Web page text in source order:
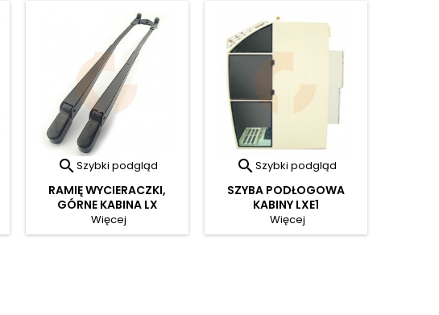
Szybki podgląd
RAMIĘ WYCIERACZKI,
GÓRNE KABINA LX
Więcej
Szybki podgląd
SZYBA PODŁOGOWA
KABINY LXE1
Więcej